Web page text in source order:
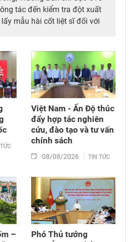
tác đến kiểm tra đột xuất
mẫu hài cốt liệt sĩ đối với
cán bộ, chiến sĩ tham gia
đây.
Việt Nam - Ấn Độ thúc
đẩy hợp tác nghiên
cứu, đào tạo và tư vấn
chính sách
08/08/2026 TIN TỨC
–
Phó Thủ tướng